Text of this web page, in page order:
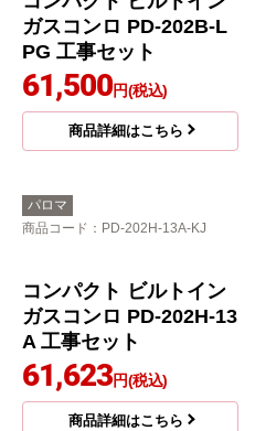
ガスコンロ PD-202B-L
PG 工事セット
61,500円(税込)
商品詳細はこちら
パロマ
商品コード ：PD-202H-13A-KJ
コンパクト ビルトイン
ガスコンロ PD-202H-13
A 工事セット
61,623円(税込)
商品詳細はこちら